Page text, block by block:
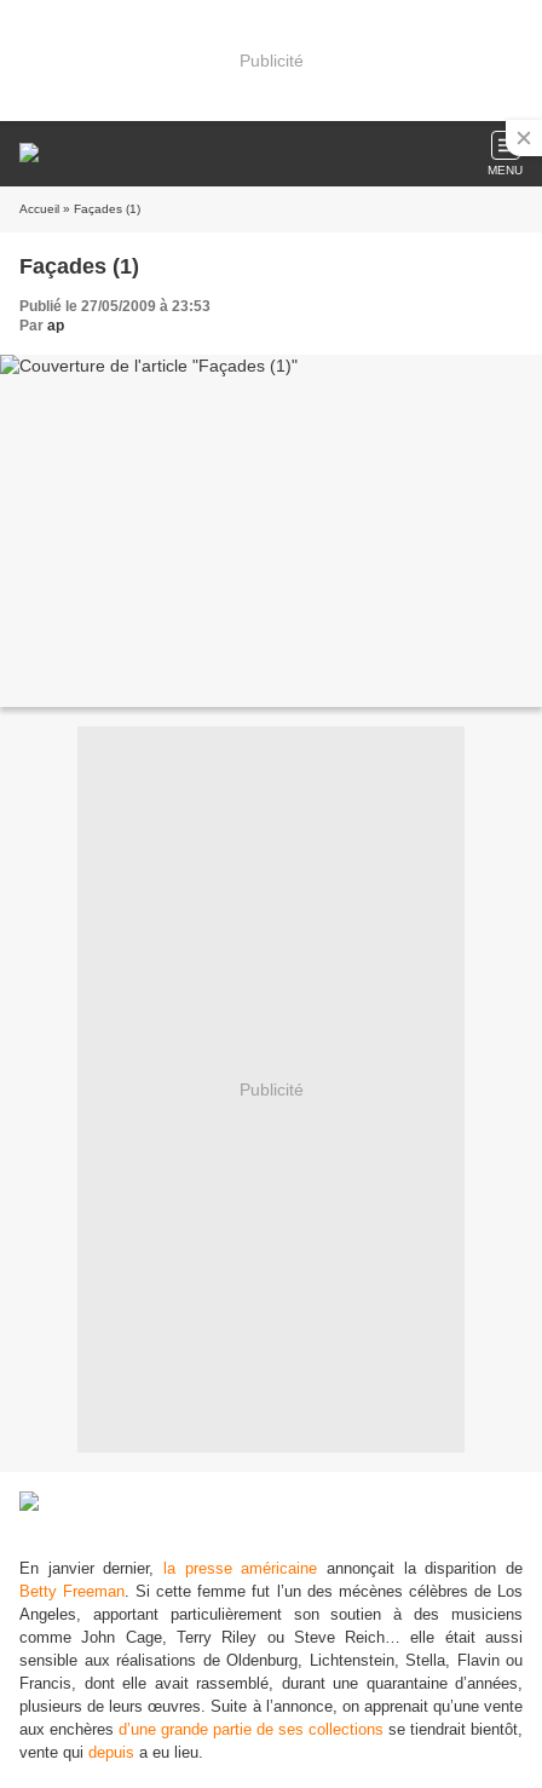
Publicité
MENU
Accueil » Façades (1)
Façades (1)
Publié le 27/05/2009 à 23:53
Par ap
Publicité
En janvier dernier, la presse américaine annonçait la disparition de
Betty Freeman. Si cette femme fut l’un des mécènes célèbres de Los
Angeles, apportant particulièrement son soutien à des musiciens
comme John Cage, Terry Riley ou Steve Reich… elle était aussi
sensible aux réalisations de Oldenburg, Lichtenstein, Stella, Flavin ou
Francis, dont elle avait rassemblé, durant une quarantaine d’années,
plusieurs de leurs œuvres. Suite à l’annonce, on apprenait qu’une vente
aux enchères d’une grande partie de ses collections se tiendrait bientôt,
vente qui depuis a eu lieu.